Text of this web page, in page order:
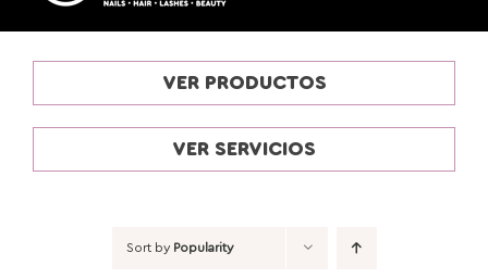
VER PRODUCTOS
VER SERVICIOS
Sort by Popularity